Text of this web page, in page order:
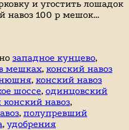
и угостить лошадок
навоз 100 р мешок…
западное кунцево,
мешках, конский навоз
, конский навоз
шоссе, одинцовский
навоз,
, полупревший
, удобрения